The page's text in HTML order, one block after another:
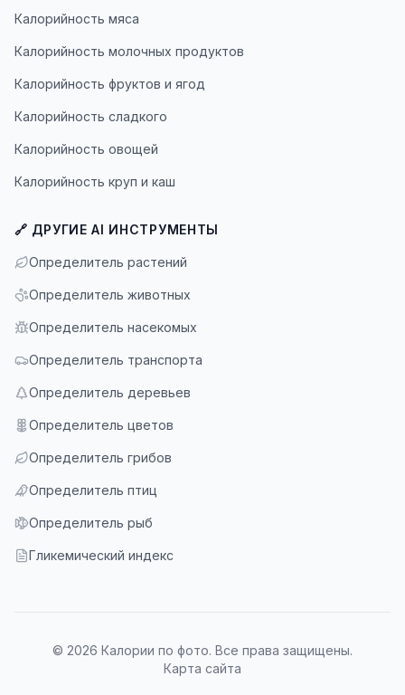
Калорийность мяса
Калорийность молочных продуктов
Калорийность фруктов и ягод
Калорийность сладкого
Калорийность овощей
Калорийность круп и каш
🔗 ДРУГИЕ AI ИНСТРУМЕНТЫ
Определитель растений
Определитель животных
Определитель насекомых
Определитель транспорта
Определитель деревьев
Определитель цветов
Определитель грибов
Определитель птиц
Определитель рыб
Гликемический индекс
© 2026 Калории по фото. Все права защищены.
Карта сайта